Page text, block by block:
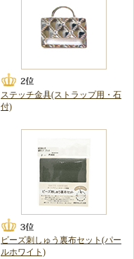
ステッチ金具(ストラップ用・石
付)
ビーズ刺しゅう裏布セット(パー
ルホワイト)